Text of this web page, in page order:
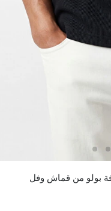
بولو من قماش وفل